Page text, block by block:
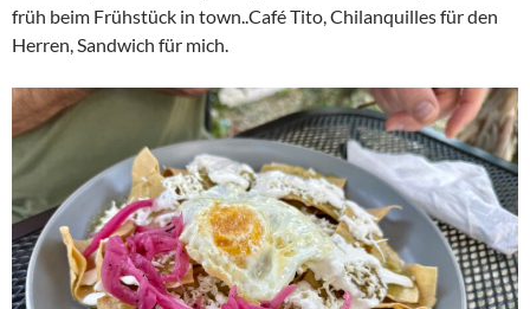
früh beim Frühstück in town..Café Tito, Chilanquilles für den
Herren, Sandwich für mich.